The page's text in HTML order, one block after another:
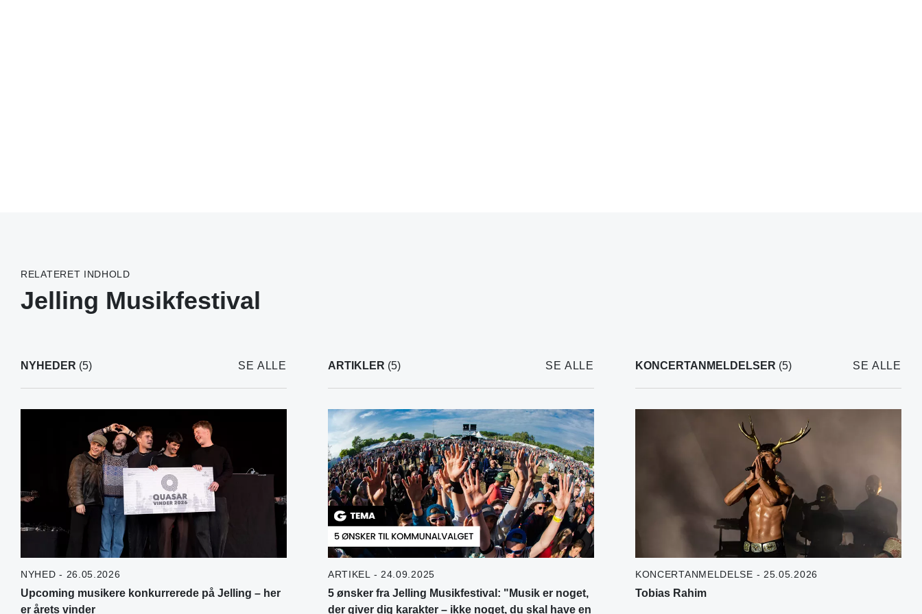
RELATERET INDHOLD
Jelling Musikfestival
NYHEDER (5) SE ALLE
NYHED - 26.05.2026
Upcoming musikere konkurrerede på Jelling – her
er årets vinder
ARTIKLER (5) SE ALLE
ARTIKEL - 24.09.2025
5 ønsker fra Jelling Musikfestival: "Musik er noget,
der giver dig karakter – ikke noget, du skal have en
KONCERTANMELDELSER (5) SE ALLE
KONCERTANMELDELSE - 25.05.2026
Tobias Rahim